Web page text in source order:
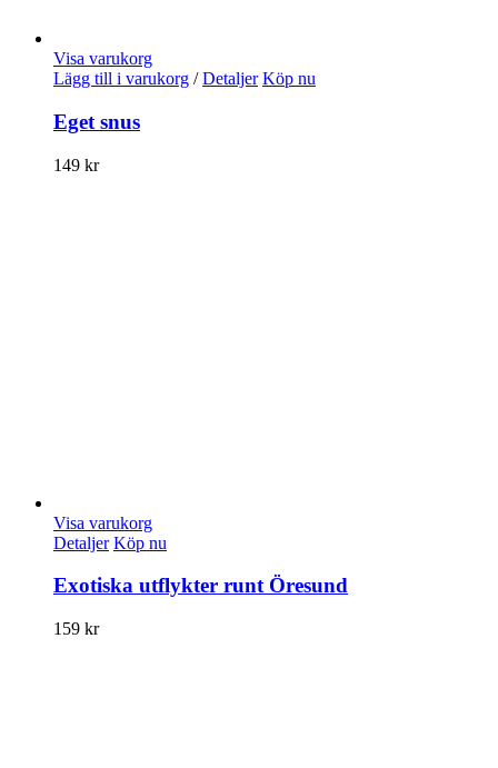
Visa varukorg
Lägg till i varukorg / Detaljer Köp nu
Eget snus
149 kr
Visa varukorg
Detaljer Köp nu
Exotiska utflykter runt Öresund
159 kr